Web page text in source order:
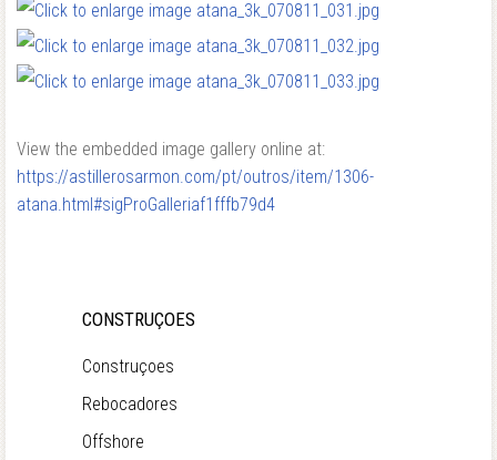
View the embedded image gallery online at:
https://astillerosarmon.com/pt/outros/item/1306-
atana.html#sigProGalleriaf1fffb79d4
CONSTRUÇOES
Construçoes
Rebocadores
Offshore